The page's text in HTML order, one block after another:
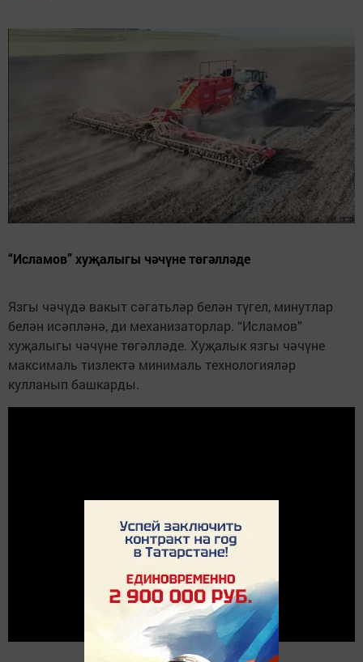
“Исламов” хуҗалыгы чәчүне төгәлләде
Язгы чәчүдә вакыт сәгатьләр белән түгел, минутлар
белән исәпләнә, ди механизаторлар. “Исламов”
хуҗалыгы чәчүне төгәлләде. Хуҗалык язгы чәчүне
максималь тизлектә минималь технологияләр
кулланып башкарды.